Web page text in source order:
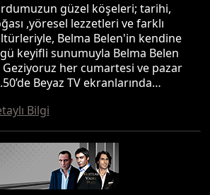
güzel köşeleri; tarihi,
,yöresel lezzetleri ve farklı
Belma Belen'in kendine
keyifli sunumuyla Belma Belen
Geziyoruz her cumartesi ve pazar
Beyaz TV ekranlarında…
Bilgi